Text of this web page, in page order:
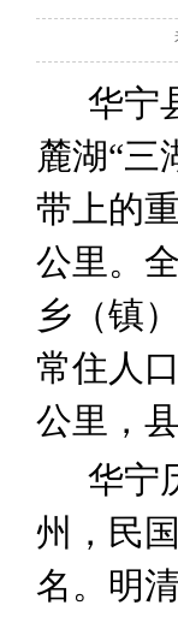
华宁
麓湖“三
带上的
公里。
乡（镇
常住人口
公里，
华宁
州，民
名。明